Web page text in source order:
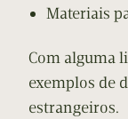
Materiais
Com alguma
exemplos de
estrangeiros.